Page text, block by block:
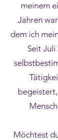
meinem
Jahren
dem ich
Seit
Möchtest